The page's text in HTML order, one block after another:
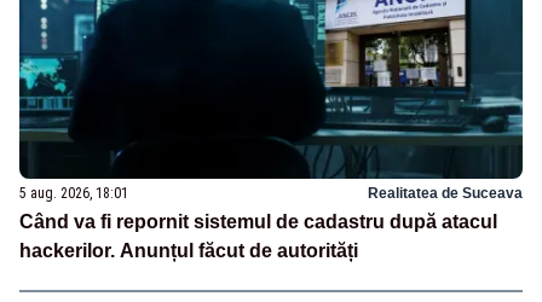
5 aug. 2026, 18:01 Realitatea de Suceava
Când va fi repornit sistemul de cadastru după atacul
hackerilor. Anunțul făcut de autorități